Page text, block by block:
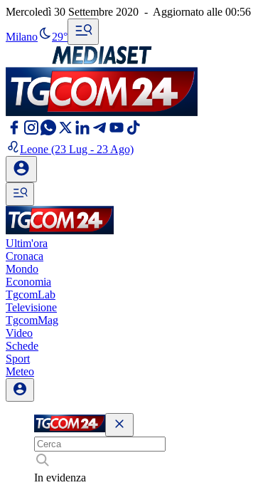
Mercoledì 30 Settembre 2020 - Aggiornato alle 00:56
Milano 29°
Leone (23 Lug - 23 Ago)
Ultim'ora
Cronaca
Mondo
Economia
TgcomLab
Televisione
TgcomMag
Video
Schede
Sport
Meteo
In evidenza